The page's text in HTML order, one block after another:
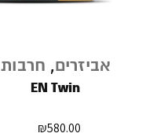
אביזרים, חרבות
EN Twin
₪580.00